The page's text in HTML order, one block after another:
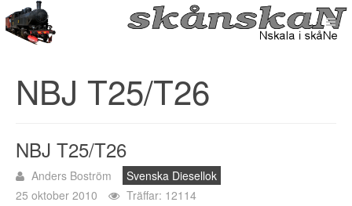
NBJ T25/T26
NBJ T25/T26
Anders Boström
Svenska Diesellok
25 oktober 2010
Träffar: 12114